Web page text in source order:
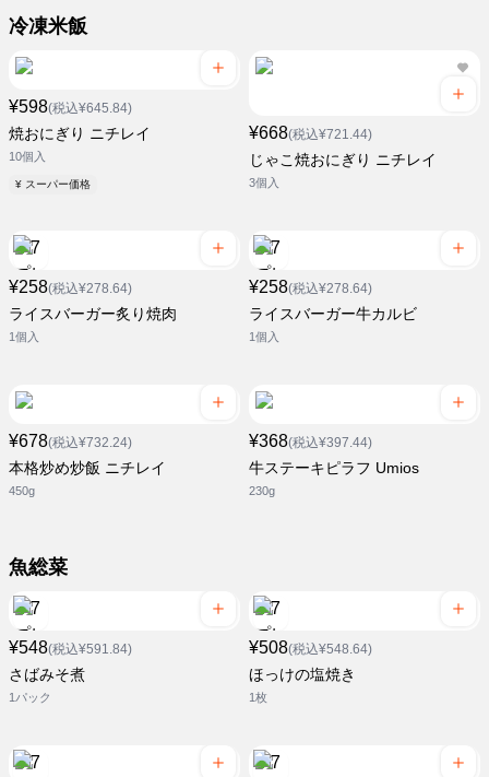
冷凍米飯
¥598(税込¥645.84)
焼おにぎり ニチレイ
10個入
¥ スーパー価格
¥668(税込¥721.44)
じゃこ焼おにぎり ニチレイ
3個入
¥258(税込¥278.64)
ライスバーガー炙り焼肉
1個入
¥258(税込¥278.64)
ライスバーガー牛カルビ
1個入
¥678(税込¥732.24)
本格炒め炒飯 ニチレイ
450g
¥368(税込¥397.44)
牛ステーキピラフ Umios
230g
魚総菜
¥548(税込¥591.84)
さばみそ煮
1パック
¥508(税込¥548.64)
ほっけの塩焼き
1枚